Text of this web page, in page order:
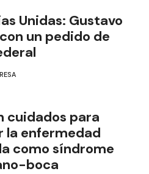
Unidas: Gustavo
un pedido de
cuidados para
la enfermedad
como síndrome
boca